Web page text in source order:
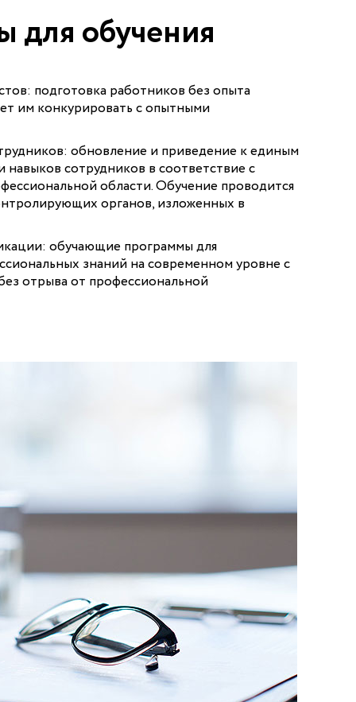
для обучения
подготовка работников без опыта
им конкурировать с опытными
обновление и приведение к единым
навыков сотрудников в соответствие с
области. Обучение проводится
органов, изложенных в
обучающие программы для
знаний на современном уровне с
отрыва от профессиональной